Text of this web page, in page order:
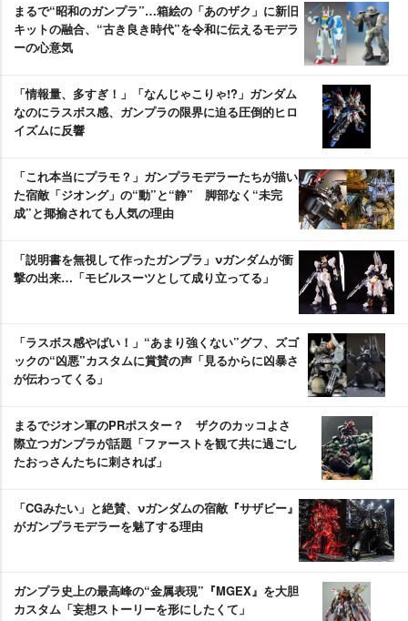
まるで“昭和のガンプラ”…箱絵の「あのザク」に新旧
キットの融合、“古き良き時代”を令和に伝えるモデラ
ーの心意気
「情報量、多すぎ！」「なんじゃこりゃ!?」ガンダム
なのにラスボス感、ガンプラの限界に迫る圧倒的ヒロ
イズムに反響
「これ本当にプラモ？」ガンプラモデラーたちが描い
た宿敵「ジオング」の“動”と“静” 脚部なく“未完
成”と揶揄されても人気の理由
「説明書を無視して作ったガンプラ」νガンダムが衝
撃の出来…「モビルスーツとして成り立ってる」
「ラスボス感やばい！」“あまり強くない”グフ、ズゴ
ックの“凶悪”カスタムに賞賛の声「見るからに凶暴さ
が伝わってくる」
まるでジオン軍のPRポスター？ ザクのカッコよさ
際立つガンプラが話題「ファーストを観て共に過ごし
たおっさんたちに刺されば」
「CGみたい」と絶賛、νガンダムの宿敵『サザビー』
がガンプラモデラーを魅了する理由
ガンプラ史上の最高峰の“金属表現”『MGEX』を大胆
カスタム「妄想ストーリーを形にしたくて」